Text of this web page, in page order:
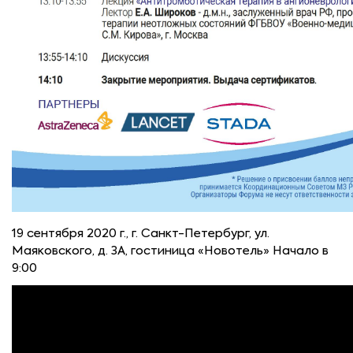
19 сентября 2020 г., г. Санкт-Петербург, ул.
Маяковского, д. 3А, гостиница «Новотель» Начало в
9:00